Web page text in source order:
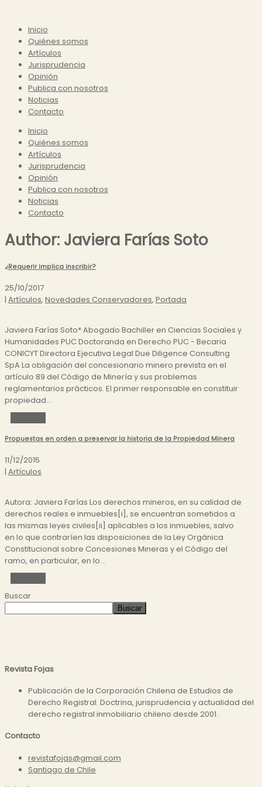
Inicio
Quiénes somos
Artículos
Jurisprudencia
Opinión
Publica con nosotros
Noticias
Contacto
Inicio
Quiénes somos
Artículos
Jurisprudencia
Opinión
Publica con nosotros
Noticias
Contacto
Author: Javiera Farías Soto
¿Requerir implica inscribir?
25/10/2017
| Artículos, Novedades Conservadores, Portada
Javiera Farías Soto* Abogado Bachiller en Ciencias Sociales y
Humanidades PUC Doctoranda en Derecho PUC - Becaria
CONICYT Directora Ejecutiva Legal Due Diligence Consulting
SpA La obligación del concesionario minero prevista en el
artículo 89 del Código de Minería y sus problemas
reglamentarios prácticos. El primer responsable en constituir
propiedad...
Propuestas en orden a preservar la historia de la Propiedad Minera
11/12/2015
| Artículos
Autora: Javiera Farías Los derechos mineros, en su calidad de
derechos reales e inmuebles[i], se encuentran sometidos a
las mismas leyes civiles[ii] aplicables a los inmuebles, salvo
en lo que contraríen las disposiciones de la Ley Orgánica
Constitucional sobre Concesiones Mineras y el Código del
ramo, en particular, en lo...
Buscar
Buscar
Revista Fojas
Publicación de la Corporación Chilena de Estudios de
Derecho Registral. Doctrina, jurisprudencia y actualidad del
derecho registral inmobiliario chileno desde 2001.
Contacto
revistafojas@gmail.com
Santiago de Chile